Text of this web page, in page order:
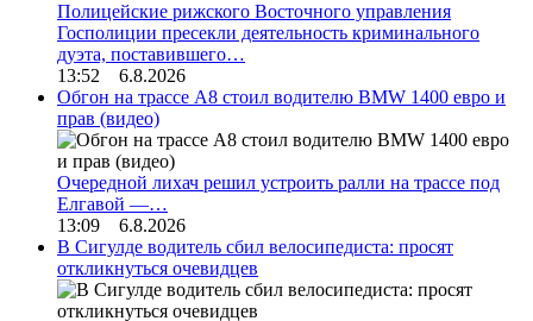
Полицейские рижского Восточного управления
Госполиции пресекли деятельность криминального
дуэта, поставившего…
13:52 6.8.2026
Обгон на трассе А8 стоил водителю BMW 1400 евро и
прав (видео)
Очередной лихач решил устроить ралли на трассе под
Елгавой —…
13:09 6.8.2026
В Сигулде водитель сбил велосипедиста: просят
откликнуться очевидцев